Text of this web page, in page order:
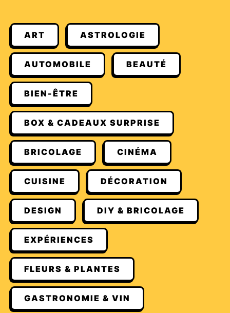
ART ASTROLOGIE
AUTOMOBILE BEAUTÉ
BIEN-ÊTRE
BOX & CADEAUX SURPRISE
BRICOLAGE CINÉMA
CUISINE DÉCORATION
DESIGN DIY & BRICOLAGE
EXPÉRIENCES
FLEURS & PLANTES
GASTRONOMIE & VIN